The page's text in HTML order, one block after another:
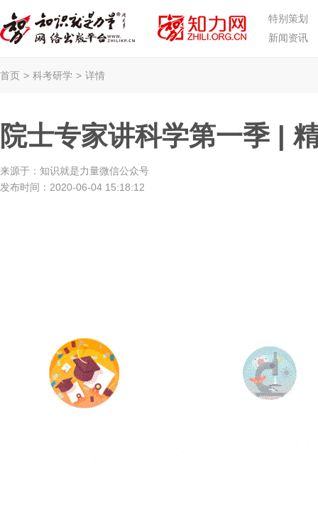
特别策划
新闻资讯
首页 > 科考研学 > 详情
院士专家讲科学第一季 |
来源于： 知识就是力量微信公众号
发布时间： 2020-06-04 15:18:12